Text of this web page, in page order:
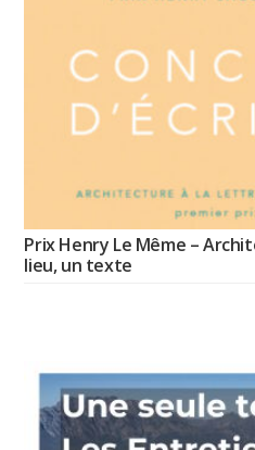
Prix Henry Le Même –
lieu, un texte